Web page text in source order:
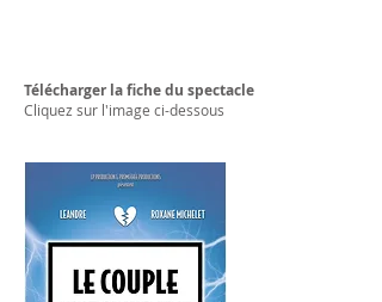
Télécharger la fiche du spectacle
Cliquez sur l'image ci-dessous